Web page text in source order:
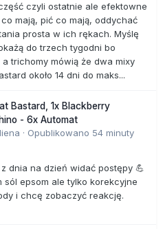
czyli ostatnie ale efektowne
mają, pić co mają, oddychać
prosta w ich rękach. Myślę
do trzech tygodni bo
trichomy mówią że dwa mixy
około 14 dni do maks...
Bastard, 1x Blackberry
- 6x Automat
· Opublikowano 54 minuty
dnia na dzień widać postępy 💪
sól epsom ale tylko korekcyjne
i chcę zobaczyć reakcję.